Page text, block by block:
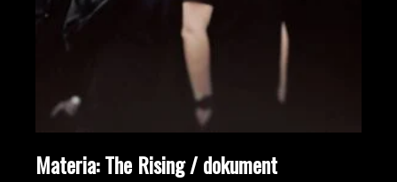
Materia: The Rising / dokument